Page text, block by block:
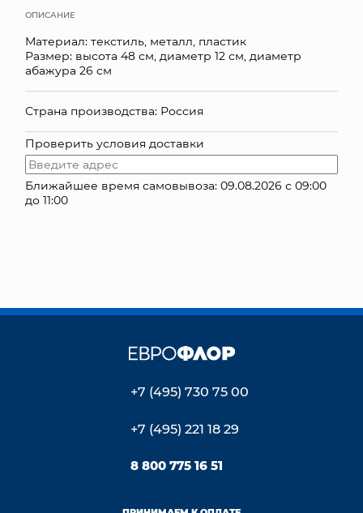
ТОРГОВЫЙ ЦЕНТР
КОНТАКТЫ
ОПИСАНИЕ
Материал: текстиль, металл, пластик
Размер: высота 48 см, диаметр 12 см, диаметр
абажура 26 см
Страна производства: Россия
Проверить условия доставки
Ближайшее время самовывоза: 09.08.2026 с 09:00
до 11:00
+7 (495) 730 75 00
+7 (495) 221 18 29
8 800 775 16 51